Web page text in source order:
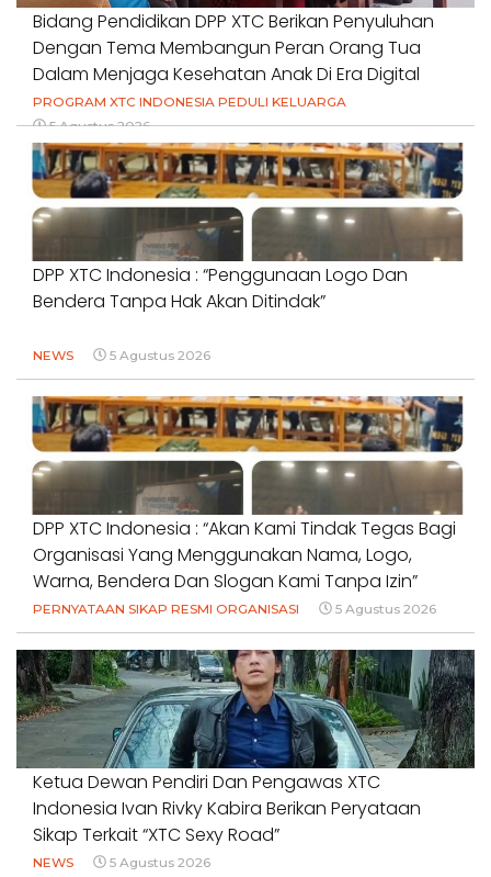
Bidang Pendidikan DPP XTC Berikan Penyuluhan
Dengan Tema Membangun Peran Orang Tua
Dalam Menjaga Kesehatan Anak Di Era Digital
PROGRAM XTC INDONESIA PEDULI KELUARGA
5 Agustus 2026
DPP XTC Indonesia : “Penggunaan Logo Dan
Bendera Tanpa Hak Akan Ditindak”
NEWS 5 Agustus 2026
DPP XTC Indonesia : “Akan Kami Tindak Tegas Bagi
Organisasi Yang Menggunakan Nama, Logo,
Warna, Bendera Dan Slogan Kami Tanpa Izin”
PERNYATAAN SIKAP RESMI ORGANISASI 5 Agustus 2026
Ketua Dewan Pendiri Dan Pengawas XTC
Indonesia Ivan Rivky Kabira Berikan Peryataan
Sikap Terkait “XTC Sexy Road”
NEWS 5 Agustus 2026